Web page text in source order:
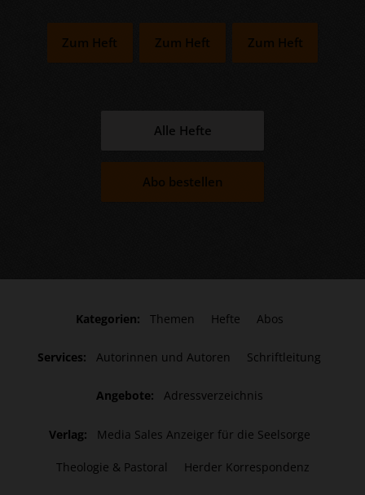
Zum Heft Zum Heft Zum Heft
Alle Hefte
Abo bestellen
Kategorien: Themen Hefte Abos
Services: Autorinnen und Autoren Schriftleitung
Angebote: Adressverzeichnis
Verlag: Media Sales Anzeiger für die Seelsorge
Theologie & Pastoral Herder Korrespondenz